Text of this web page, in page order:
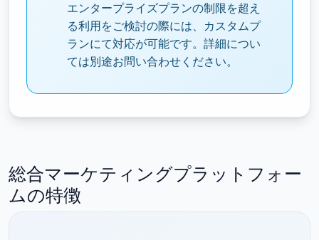
エンタープライズプランの制限を超え
る利用をご検討の際には、カスタムプ
ランにて対応が可能です。詳細につい
ては別途お問い合わせください。
総合マーケティングプラットフォー
ムの特徴